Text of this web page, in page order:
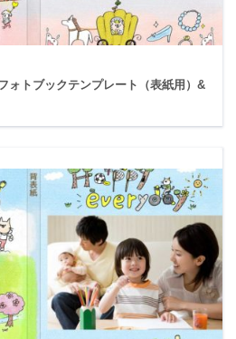
ォトブックテンプレート（表紙用）&